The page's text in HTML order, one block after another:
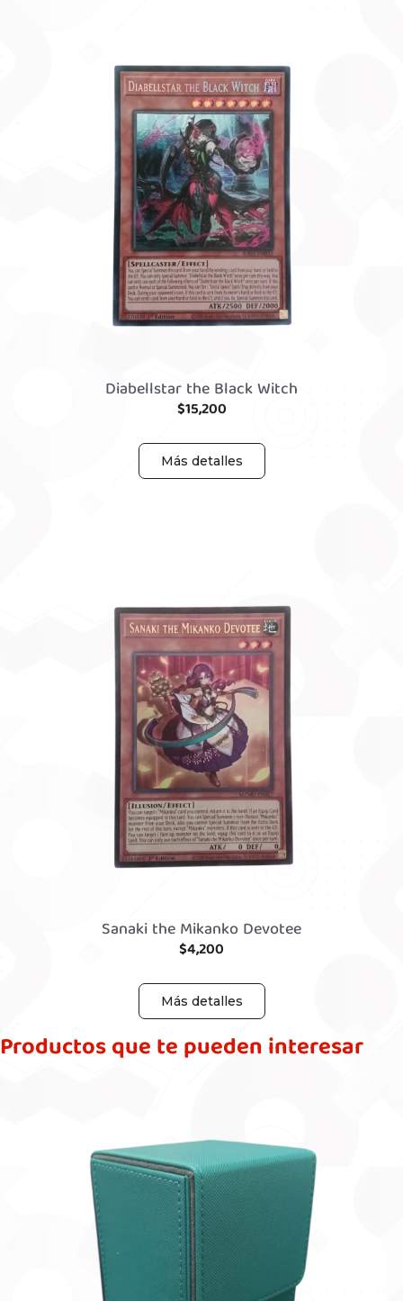
Diabellstar the Black Witch
$15,200
Más detalles
Sanaki the Mikanko Devotee
$4,200
Más detalles
Productos que te pueden interesar